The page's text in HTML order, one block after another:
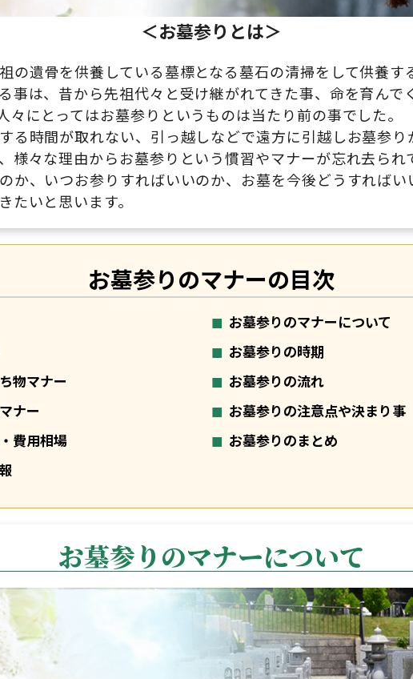
＜お墓参りとは＞
の遺骨を供養している墓標となる墓石の清掃をして供養す
事は、昔から先祖代々と受け継がれてきた事、命を育んで
々にとってはお墓参りというものは当たり前の事でした。
る時間が取れない、引っ越しなどで遠方に引越しお墓参
様々な理由からお墓参りという慣習やマナーが忘れ去られ
か、いつお参りすればいいのか、お墓を今後どうすれば
たいと思います。
お墓参りのマナーの目次
お墓参りのマナーについて
お墓参りの時期
物マナー
お墓参りの流れ
ナー
お墓参りの注意点や決まり事
費用相場
お墓参りのまとめ
お墓参りのマナーについて